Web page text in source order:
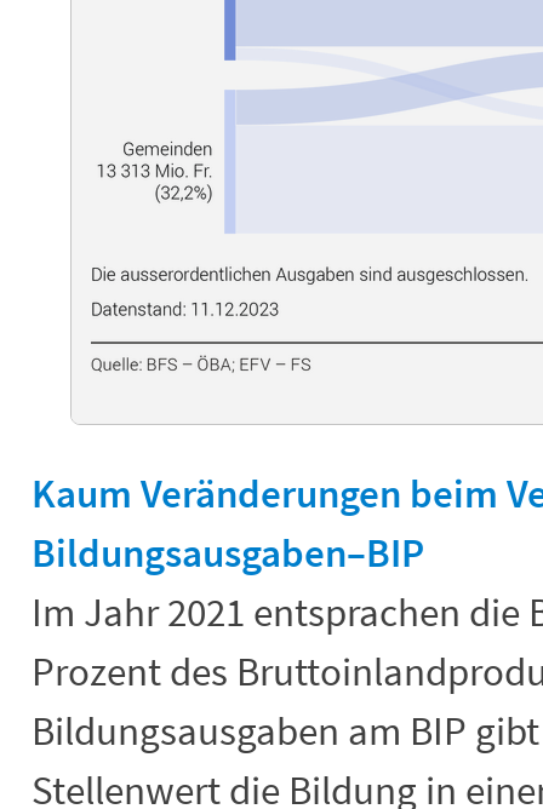
Kaum Veränderungen beim
Bildungsausgaben–BIP
Im Jahr 2021 entsprachen die
Prozent des
Bildungsausgaben am BIP
Stellenwert die Bildung in